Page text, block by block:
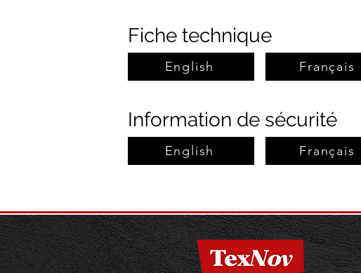
Fiche technique
English Français
Information de sécurité
English Français